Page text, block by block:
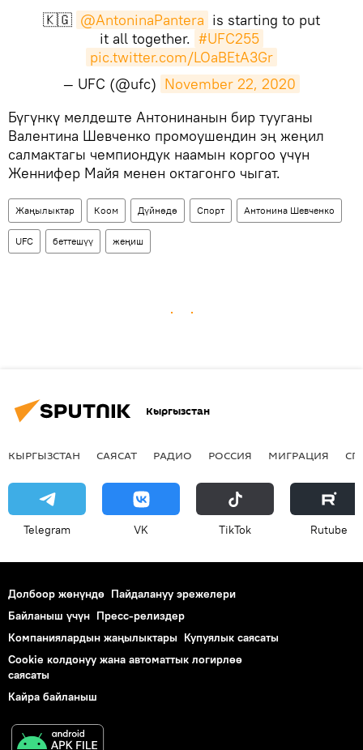
🇰🇬 @AntoninaPantera is starting to put
it all together. #UFC255
pic.twitter.com/LOaBEtA3Gr
— UFC (@ufc) November 22, 2020
Бүгүнкү мелдеште Антонинанын бир тууганы
Валентина Шевченко промоушендин эң жеңил
салмактагы чемпиондук наамын коргоо үчүн
Женнифер Майя менен октагонго чыгат.
Жаңылыктар Коом Дүйнөдө Спорт Антонина Шевченко
UFC беттешүү жеңиш
Кыргызстан
КЫРГЫЗСТАН САЯСАТ РАДИО РОССИЯ МИГРАЦИЯ
Telegram VK ТikТоk Rutube
Долбоор жөнүндө Пайдалануу эрежелери
Байланыш үчүн Пресс-релиздер
Компаниялардын жаңылыктары Купуялык саясаты
Cookie колдонуу жана автоматтык логирлөө
саясаты
Кайра байланыш